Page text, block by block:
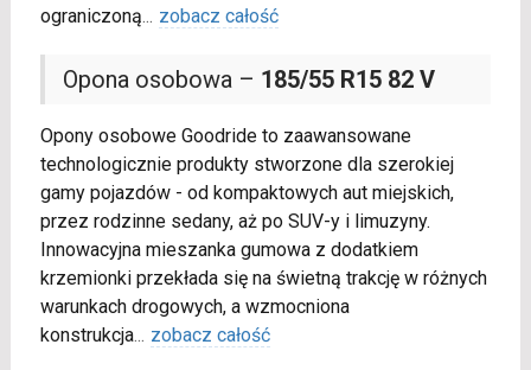
ograniczoną... zobacz całość
Opona osobowa – 185/55 R15 82 V
Opony osobowe Goodride to zaawansowane
technologicznie produkty stworzone dla szerokiej
gamy pojazdów - od kompaktowych aut miejskich,
przez rodzinne sedany, aż po SUV-y i limuzyny.
Innowacyjna mieszanka gumowa z dodatkiem
krzemionki przekłada się na świetną trakcję w różnych
warunkach drogowych, a wzmocniona
konstrukcja... zobacz całość